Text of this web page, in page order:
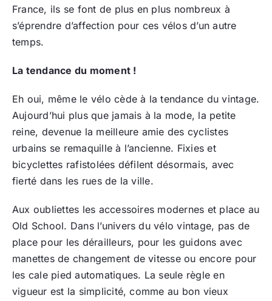
France, ils se font de plus en plus nombreux à
s’éprendre d’affection pour ces vélos d’un autre
temps.
La tendance du moment !
Eh oui, même le vélo cède à la tendance du vintage.
Aujourd’hui plus que jamais à la mode, la petite
reine, devenue la meilleure amie des cyclistes
urbains se remaquille à l’ancienne. Fixies et
bicyclettes rafistolées défilent désormais, avec
fierté dans les rues de la ville.
Aux oubliettes les accessoires modernes et place au
Old School. Dans l’univers du vélo vintage, pas de
place pour les dérailleurs, pour les guidons avec
manettes de changement de vitesse ou encore pour
les cale pied automatiques. La seule règle en
vigueur est la simplicité, comme au bon vieux